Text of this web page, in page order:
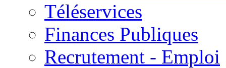
Téléservices
Finances Publiques
Recrutement - Emploi